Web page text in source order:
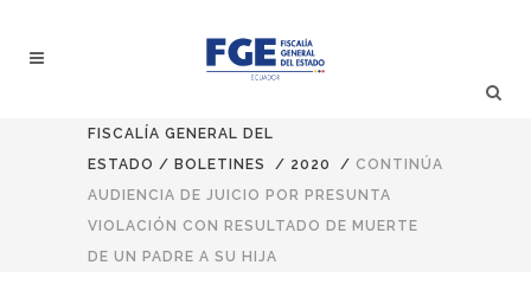
FISCALÍA GENERAL DEL
ESTADO / BOLETINES / 2020 / CONTINÚA
AUDIENCIA DE JUICIO POR PRESUNTA
VIOLACIÓN CON RESULTADO DE MUERTE
DE UN PADRE A SU HIJA